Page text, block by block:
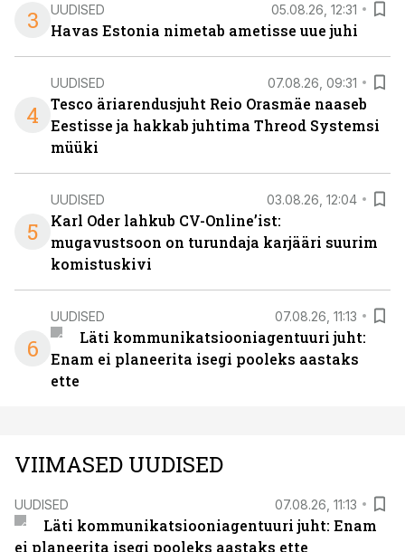
3 UUDISED 05.08.26, 12:31
Havas Estonia nimetab ametisse uue juhi
4
UUDISED 07.08.26, 09:31
Tesco äriarendusjuht Reio Orasmäe naaseb
Eestisse ja hakkab juhtima Threod Systemsi
müüki
5
UUDISED 03.08.26, 12:04
Karl Oder lahkub CV-Online’ist:
mugavustsoon on turundaja karjääri suurim
komistuskivi
6
UUDISED 07.08.26, 11:13
Läti kommunikatsiooniagentuuri juht:
Enam ei planeerita isegi pooleks aastaks
ette
VIIMASED UUDISED
UUDISED 07.08.26, 11:13
Läti kommunikatsiooniagentuuri juht: Enam
ei planeerita isegi pooleks aastaks ette